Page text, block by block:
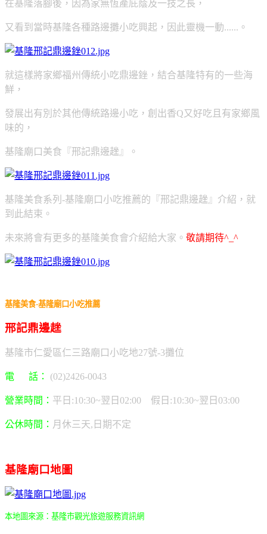
在基隆落腳後，因為家無恆產庇蔭及一技之長，
又看到當時基隆各種路邊攤小吃興起，因此靈機一動......。
就這樣將家鄉福州傳統小吃鼎邊銼，結合基隆特有的一些海
鮮，
發展出有別於其他傳統路邊小吃，創出香Q又好吃且有家鄉風
味的，
基隆廟口美食『邢記鼎邊趖』。
基隆美食系列-基隆廟口小吃推薦的『邢記鼎邊趖』介紹，就
到此結束。
未來將會有更多的基隆美食會介紹給大家。 敬請期待^_^
基隆美食-基隆廟口小吃推薦
邢記鼎邊趖
基隆市仁愛區仁三路廟口小吃地27號-3攤位
電 話： (02)2426-0043
營業時間： 平日:10:30~翌日02:00 假日:10:30~翌日03:00
公休時間： 月休三天,日期不定
基隆廟口地圖
本地圖來源：基隆市觀光旅遊服務資訊網